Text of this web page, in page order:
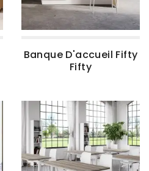
Banque D'accueil Fifty
Fifty